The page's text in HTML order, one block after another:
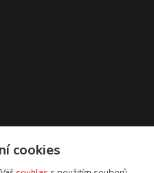
cookies